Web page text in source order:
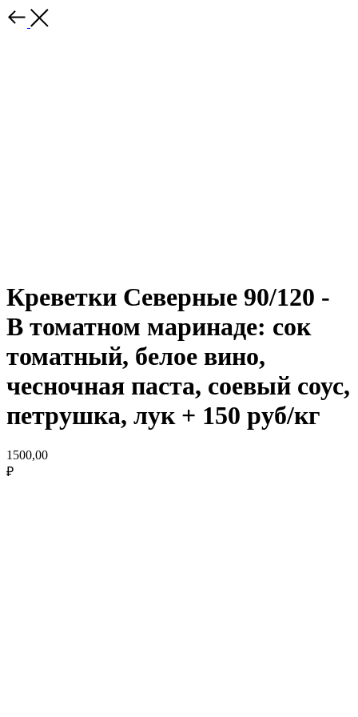
Креветки Северные 90/120 -
В томатном маринаде: сок
томатный, белое вино,
чесночная паста, соевый соус,
петрушка, лук + 150 руб/кг
1500,00
₽